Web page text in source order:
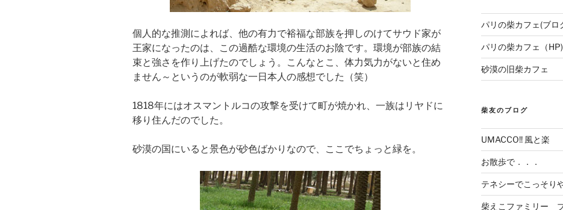
個人的な推測によれば、他の有力で裕福な部族を押しのけてサウド家が
王家になったのは、この過酷な環境の生活のお陰です。環境が部族の結
束と強さを作り上げたのでしょう。こんなとこ、体力気力がないと住め
ません～というのが軟弱な一日本人の感想でした（笑）
1818年にはオスマントルコの攻撃を受けて町が焼かれ、一族はリヤドに
移り住んだのでした。
砂漠の国にいると景色が砂色ばかりなので、ここでちょっと緑を。
パリの柴カフェ(ブロ
パリの柴カフェ（HP)
砂漠の旧柴カフェ
柴友のブログ
UMACCO!! 風と楽
お散歩で．．．
テネシーでこっそり
柴えこファミリー